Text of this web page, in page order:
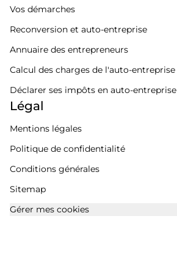
Vos démarches
Reconversion et auto-entreprise
Annuaire des entrepreneurs
Calcul des charges de l'auto-entreprise
Déclarer ses impôts en auto-entreprise
Légal
Mentions légales
Politique de confidentialité
Conditions générales
Sitemap
Gérer mes cookies